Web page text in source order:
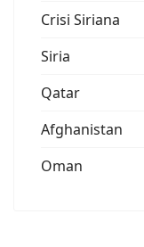
Crisi Siriana
Siria
Qatar
Afghanistan
Oman